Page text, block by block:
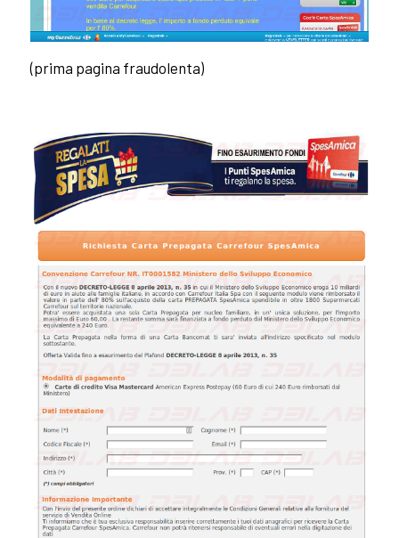
(prima pagina fraudolenta)